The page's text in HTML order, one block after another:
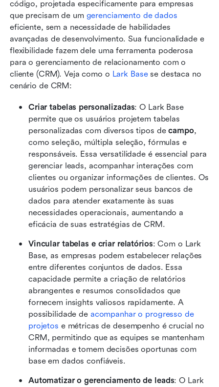
código, projetada especificamente para empresas
que precisam de um gerenciamento de dados
eficiente, sem a necessidade de habilidades
avançadas de desenvolvimento. Sua funcionalidade e
flexibilidade fazem dele uma ferramenta poderosa
para o gerenciamento de relacionamento com o
cliente (CRM). Veja como o Lark Base se destaca no
cenário de CRM:
Criar tabelas personalizadas: O Lark Base
permite que os usuários projetem tabelas
personalizadas com diversos tipos de campo,
como seleção, múltipla seleção, fórmulas e
responsáveis. Essa versatilidade é essencial para
gerenciar leads, acompanhar interações com
clientes ou organizar informações de clientes. Os
usuários podem personalizar seus bancos de
dados para atender exatamente às suas
necessidades operacionais, aumentando a
eficácia de suas estratégias de CRM.
Vincular tabelas e criar relatórios: Com o Lark
Base, as empresas podem estabelecer relações
entre diferentes conjuntos de dados. Essa
capacidade permite a criação de relatórios
abrangentes e resumos consolidados que
fornecem insights valiosos rapidamente. A
possibilidade de acompanhar o progresso de
projetos e métricas de desempenho é crucial no
CRM, permitindo que as equipes se mantenham
informadas e tomem decisões oportunas com
base em dados confiáveis.
Automatizar o gerenciamento de leads: O Lark